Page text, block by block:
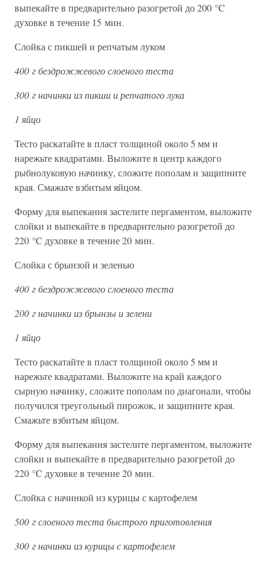
выпекайте в предварительно разогретой до 200 °C
духовке в течение 15 мин.
Слойка с пикшей и репчатым луком
400 г бездрожжевого слоеного теста
300 г начинки из пикши и репчатого лука
1 яйцо
Тесто раскатайте в пласт толщиной около 5 мм и
нарежьте квадратами. Выложите в центр каждого
рыбнолуковую начинку, сложите пополам и защипните
края. Смажьте взбитым яйцом.
Форму для выпекания застелите пергаментом, выложите
слойки и выпекайте в предварительно разогретой до
220 °C духовке в течение 20 мин.
Слойка с брынзой и зеленью
400 г бездрожжевого слоеного теста
200 г начинки из брынзы и зелени
1 яйцо
Тесто раскатайте в пласт толщиной около 5 мм и
нарежьте квадратами. Выложите на край каждого
сырную начинку, сложите пополам по диагонали, чтобы
получился треугольный пирожок, и защипните края.
Смажьте взбитым яйцом.
Форму для выпекания застелите пергаментом, выложите
слойки и выпекайте в предварительно разогретой до
220 °C духовке в течение 20 мин.
Слойка с начинкой из курицы с картофелем
500 г слоеного теста быстрого приготовления
300 г начинки из курицы с картофелем